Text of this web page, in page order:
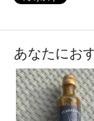
あなたにお